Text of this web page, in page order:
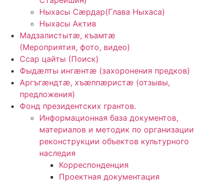
Ныхасы Сӕрдар(Глава Ныхаса)
Ныхасы Актив
Мадзалистытӕ, къамтӕ
(Мероприятия, фото, видео)
Ссар цайты (Поиск)
Фыдӕлты ингӕнтӕ (захоронения предков)
Аргъгæндтæ, хъæппæристæ (отзывы,
предложения)
Фонд президентских грантов.
Информационная база документов,
материалов и методик по организации
реконструкции объектов культурного
наследия
Корреспонденция
Проектная документация